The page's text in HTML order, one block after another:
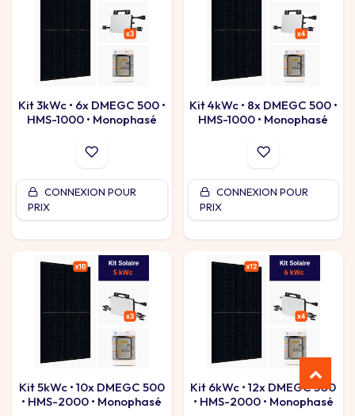
Kit 3kWc • 6x DMEGC 500 •
HMS-1000 • Monophasé
CONNEXION POUR
PRIX
Kit 4kWc • 8x DMEGC 500 •
HMS-1000 • Monophasé
CONNEXION POUR
PRIX
Kit 5kWc • 10x DMEGC 500
• HMS-2000 • Monophasé
Kit 6kWc • 12x DMEGC 500
• HMS-2000 • Monophasé